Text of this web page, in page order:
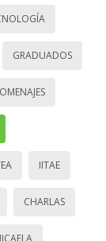
GRADUADOS
IITAE
CHARLAS